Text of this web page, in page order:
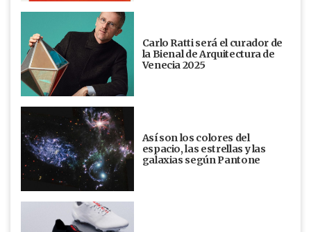
Carlo Ratti será el curador de
la Bienal de Arquitectura de
Venecia 2025
Así son los colores del
espacio, las estrellas y las
galaxias según Pantone